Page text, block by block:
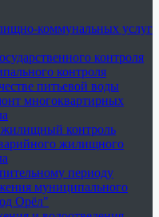
коммунальных услуг
контроля
контроля
питьевой воды
многоквартирных
контроль
жилищного
периоду
муниципального
Орёл"